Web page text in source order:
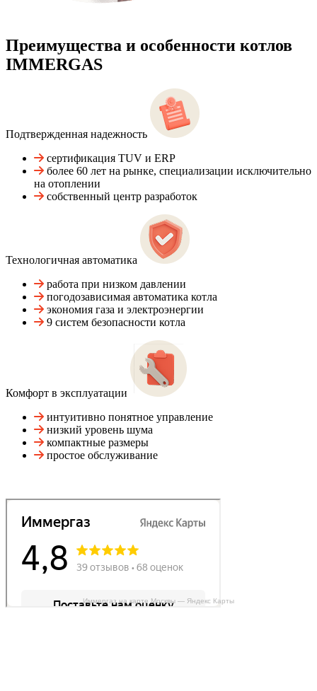
Преимущества и особенности котлов
IMMERGAS
Подтвержденная надежность
сертификация TUV и ERP
более 60 лет на рынке, специализации исключительно
на отоплении
собственный центр разработок
Технологичная автоматика
работа при низком давлении
погодозависимая автоматика котла
экономия газа и электроэнергии
9 систем безопасности котла
Комфорт в эксплуатации
интуитивно понятное управление
низкий уровень шума
компактные размеры
простое обслуживание
Иммергаз на карте Москвы — Яндекс Карты